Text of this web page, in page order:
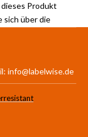
Produkt
sich über die
info@labelwise.de